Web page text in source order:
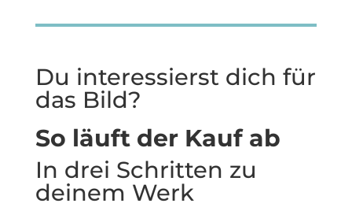
Du interessierst dich für
das Bild?
So läuft der Kauf ab
In drei Schritten zu
deinem Werk